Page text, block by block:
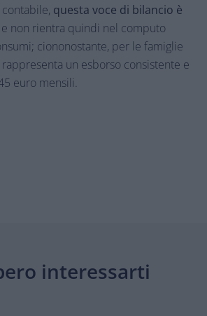
questa voce di bilancio è
e non rientra quindi nel computo
ciononostante, per le famiglie
un esborso consistente e
euro mensili.
interessarti